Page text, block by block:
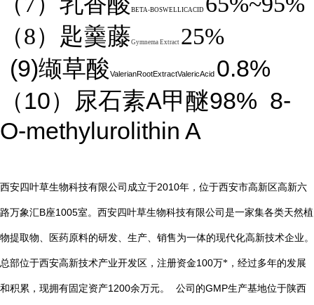
BETA-BOSWELLICACID
（8）匙羹藤Gymnema Extract 25%
(9)缬草酸ValerianRootExtractValericAcid 0.8%
（10）尿石素A甲醚98% 8-
O-methylurolithin A
西安四叶草生物科技有限公司成立于2010年，位于西安市高新区高新六
路万象汇B座1005室。西安四叶草生物科技有限公司是一家集各类天然植
物提取物、医药原料的研发、生产、销售为一体的现代化高新技术企业。
总部位于西安高新技术产业开发区，注册资金100万*，经过多年的发展
和积累，现拥有固定资产1200余万元。 公司的GMP生产基地位于陕西